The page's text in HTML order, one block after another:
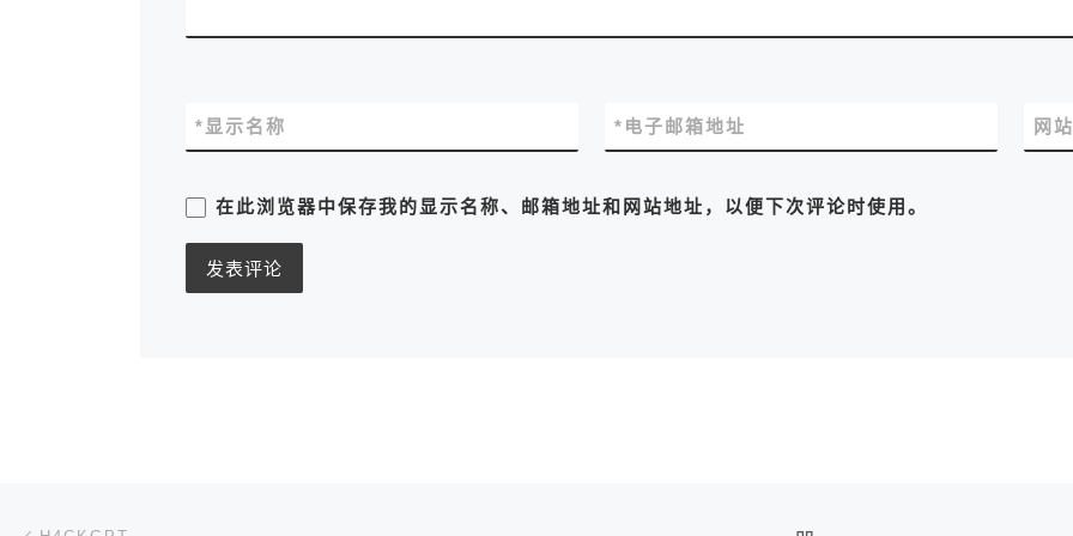
显示名称
* 电子邮箱地址
* 网
在此浏览器中保存我的显示名称、邮箱地址和网站地址，以便下次评论时使用。
文章导航